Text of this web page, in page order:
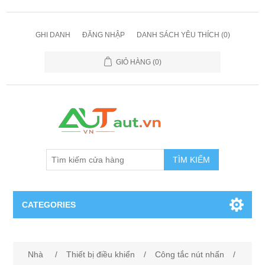
GHI DANH ĐĂNG NHẬP DANH SÁCH YÊU THÍCH (0)
GIỎ HÀNG (0)
TÌM KIẾM
CATEGORIES
Nhà / Thiết bị điều khiển / Công tắc nút nhấn
/